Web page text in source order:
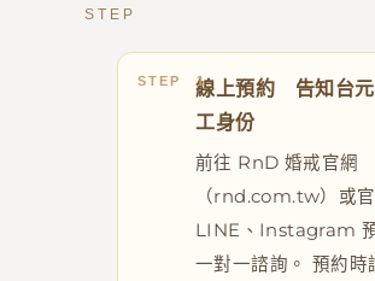
STEP
線上預約 告知台
工身份
前往 RnD 婚戒官網
（rnd.com.tw）或
LINE、Instagram
一對一諮詢。 預約時